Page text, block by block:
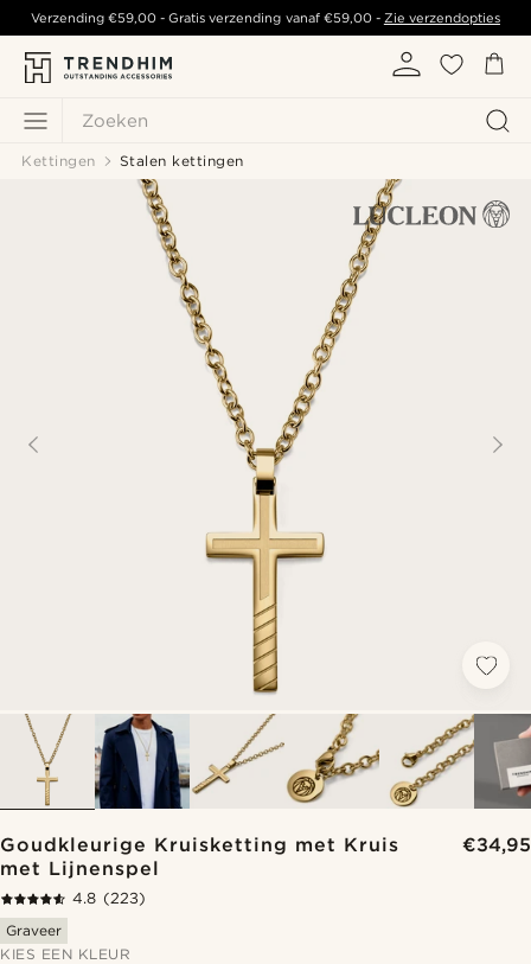
Zoeken
Verzending€59,00 - Gratis verzending vanaf €59,00- Zie verzendopties
Kettingen Stalen kettingen
Goudkleurige Kruisketting met Kruis
met Lijnenspel
€34,95
4.8 (223)
Graveer
KIES EEN KLEUR